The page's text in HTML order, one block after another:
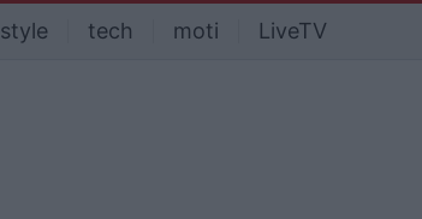
tech moti LiveTV